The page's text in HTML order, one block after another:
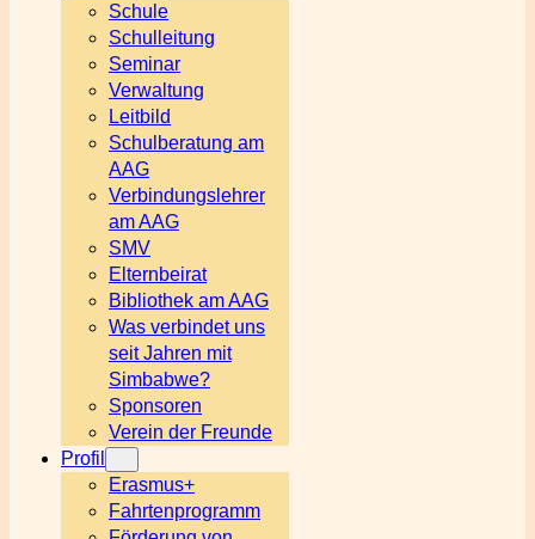
Schule
Schulleitung
Seminar
Verwaltung
Leitbild
Schulberatung am
AAG
Verbindungslehrer
am AAG
SMV
Elternbeirat
Bibliothek am AAG
Was verbindet uns
seit Jahren mit
Simbabwe?
Sponsoren
Verein der Freunde
Profil
Erasmus+
Fahrtenprogramm